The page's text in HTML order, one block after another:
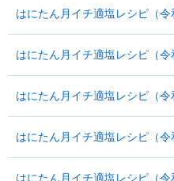
はにたん月イチ適塩レシピ（令
はにたん月イチ適塩レシピ（令
はにたん月イチ適塩レシピ（令
はにたん月イチ適塩レシピ（令
はにたん月イチ適塩レシピ（令